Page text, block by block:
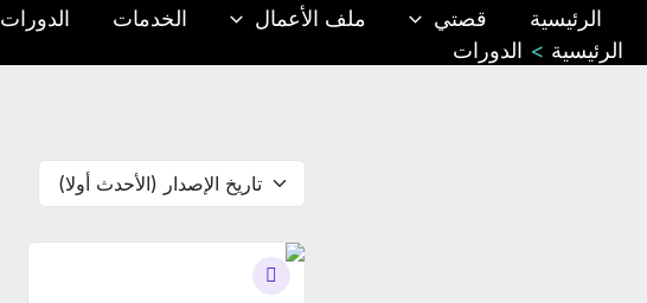
تخطي
إلى
الرئيسية قصتي ملف الأعمال الخدمات الدورات
الرئيسية
الدورات